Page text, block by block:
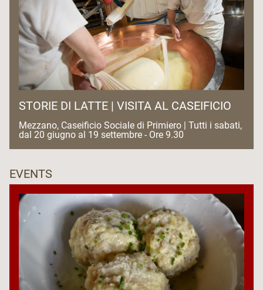
STORIE DI LATTE | VISITA AL CASEIFICIO
Mezzano, Caseificio Sociale di Primiero | Tutti i sabati,
dal 20 giugno al 19 settembre - Ore 9.30
EVENTS